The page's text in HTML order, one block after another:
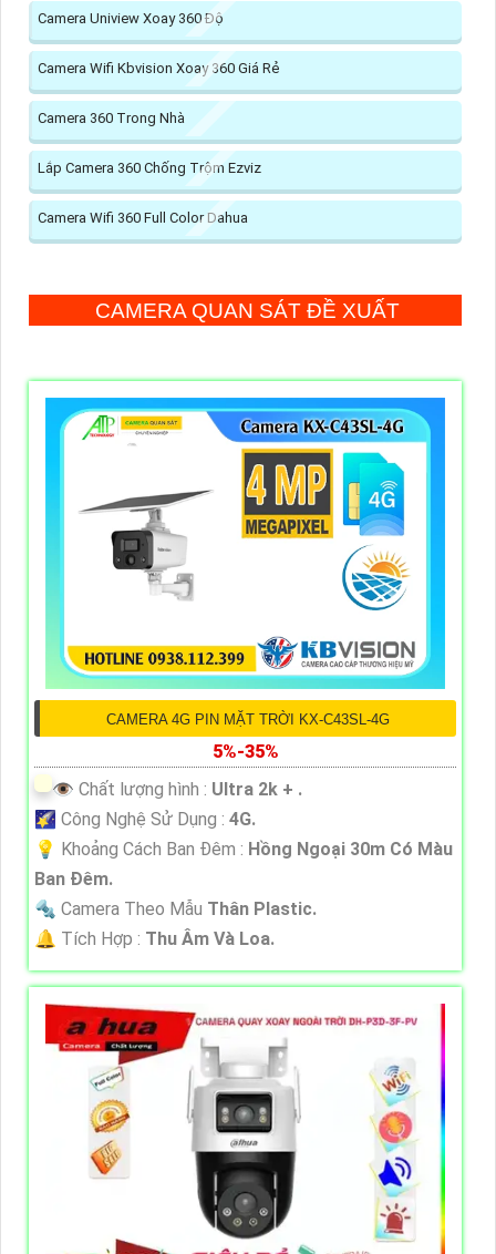
Camera Uniview Xoay 360 Độ
Camera Wifi Kbvision Xoay 360 Giá Rẻ
Camera 360 Trong Nhà
Lắp Camera 360 Chống Trộm Ezviz
Camera Wifi 360 Full Color Dahua
CAMERA QUAN SÁT ĐỀ XUẤT
CAMERA 4G PIN MẶT TRỜI KX-C43SL-4G
5%-35%
👁 Chất lượng hình : Ultra 2k + .
🌠 Công Nghệ Sử Dụng : 4G.
💡 Khoảng Cách Ban Đêm : Hồng Ngoại 30m Có Màu
Ban Ðêm.
🔩 Camera Theo Mẫu Thân Plastic.
️🔔 Tích Hợp : Thu Âm Và Loa.